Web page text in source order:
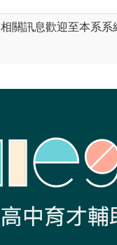
相關訊息歡迎至本系系